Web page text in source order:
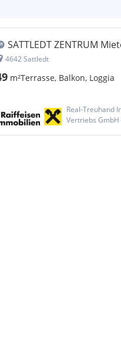
SATTLEDT ZENTRUM
4642 Sattledt
m²Terrasse, Balkon, Loggia
Real-Treuhand
Vertriebs GmbH